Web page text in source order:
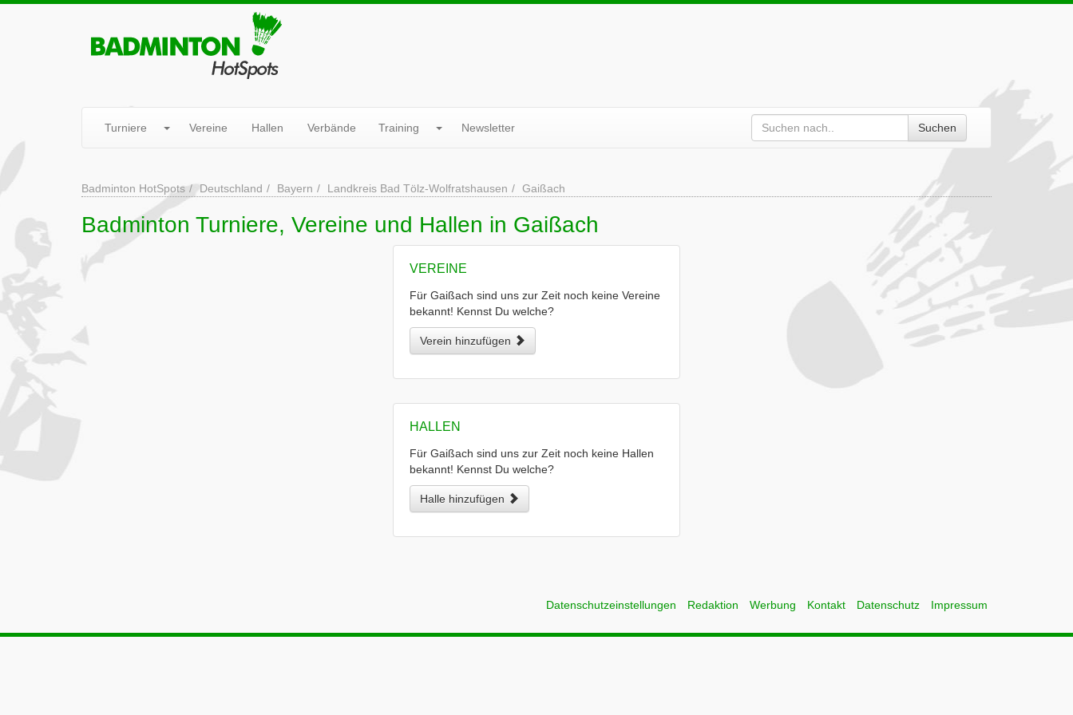
Turniere Vereine Hallen Verbände Training Newsletter Suchen
Badminton HotSpots Deutschland Bayern Landkreis Bad Tölz-Wolfratshausen Gaißach
Badminton Turniere, Vereine und Hallen in Gaißach
VEREINE
Für Gaißach sind uns zur Zeit noch keine Vereine
bekannt! Kennst Du welche?
Verein hinzufügen
HALLEN
Für Gaißach sind uns zur Zeit noch keine Hallen
bekannt! Kennst Du welche?
Halle hinzufügen
Datenschutzeinstellungen Redaktion Werbung Kontakt Datenschutz Impressum